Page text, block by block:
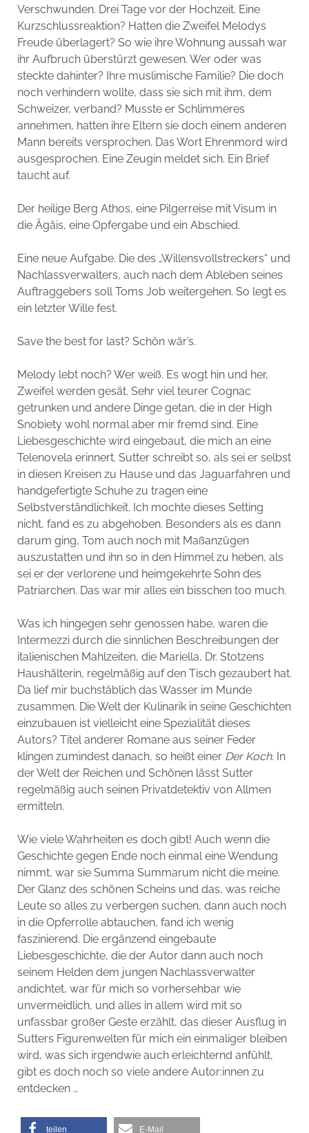
Verschwunden. Drei Tage vor der Hochzeit. Eine
Kurzschlussreaktion? Hatten die Zweifel Melodys
Freude überlagert? So wie ihre Wohnung aussah war
ihr Aufbruch überstürzt gewesen. Wer oder was
steckte dahinter? Ihre muslimische Familie? Die doch
noch verhindern wollte, dass sie sich mit ihm, dem
Schweizer, verband? Musste er Schlimmeres
annehmen, hatten ihre Eltern sie doch einem anderen
Mann bereits versprochen. Das Wort Ehrenmord wird
ausgesprochen. Eine Zeugin meldet sich. Ein Brief
taucht auf.
Der heilige Berg Athos, eine Pilgerreise mit Visum in
die Ägäis, eine Opfergabe und ein Abschied.
Eine neue Aufgabe. Die des „Willensvollstreckers“ und
Nachlassverwalters, auch nach dem Ableben seines
Auftraggebers soll Toms Job weitergehen. So legt es
ein letzter Wille fest.
Save the best for last? Schön wär’s.
Melody lebt noch? Wer weiß. Es wogt hin und her,
Zweifel werden gesät. Sehr viel teurer Cognac
getrunken und andere Dinge getan, die in der High
Snobiety wohl normal aber mir fremd sind. Eine
Liebesgeschichte wird eingebaut, die mich an eine
Telenovela erinnert. Sutter schreibt so, als sei er selbst
in diesen Kreisen zu Hause und das Jaguarfahren und
handgefertigte Schuhe zu tragen eine
Selbstverständlichkeit. Ich mochte dieses Setting
nicht, fand es zu abgehoben. Besonders als es dann
darum ging, Tom auch noch mit Maßanzügen
auszustatten und ihn so in den Himmel zu heben, als
sei er der verlorene und heimgekehrte Sohn des
Patriarchen. Das war mir alles ein bisschen too much.
Was ich hingegen sehr genossen habe, waren die
Intermezzi durch die sinnlichen Beschreibungen der
italienischen Mahlzeiten, die Mariella, Dr. Stotzens
Haushälterin, regelmäßig auf den Tisch gezaubert hat.
Da lief mir buchstäblich das Wasser im Munde
zusammen. Die Welt der Kulinarik in seine Geschichten
einzubauen ist vielleicht eine Spezialität dieses
Autors? Titel anderer Romane aus seiner Feder
klingen zumindest danach, so heißt einer Der Koch. In
der Welt der Reichen und Schönen lässt Sutter
regelmäßig auch seinen Privatdetektiv von Allmen
ermitteln.
Wie viele Wahrheiten es doch gibt! Auch wenn die
Geschichte gegen Ende noch einmal eine Wendung
nimmt, war sie Summa Summarum nicht die meine.
Der Glanz des schönen Scheins und das, was reiche
Leute so alles zu verbergen suchen, dann auch noch
in die Opferrolle abtauchen, fand ich wenig
faszinierend. Die ergänzend eingebaute
Liebesgeschichte, die der Autor dann auch noch
seinem Helden dem jungen Nachlassverwalter
andichtet, war für mich so vorhersehbar wie
unvermeidlich, und alles in allem wird mit so
unfassbar großer Geste erzählt, das dieser Ausflug in
Sutters Figurenwelten für mich ein einmaliger bleiben
wird, was sich irgendwie auch erleichternd anfühlt,
gibt es doch noch so viele andere Autor:innen zu
entdecken …
teilen E-Mail